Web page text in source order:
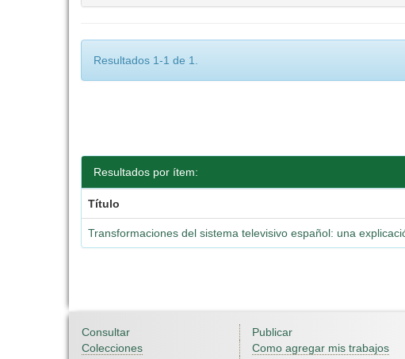
Resultados 1-1 de 1.
Resultados por ítem:
Título
Transformaciones del sistema televisivo español: una
Consultar
Colecciones
Publicar
Como agregar mis trabajos